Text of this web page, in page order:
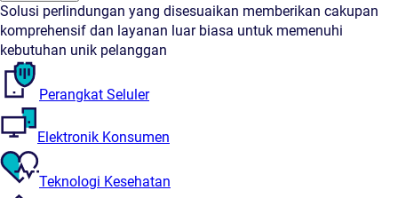
Solusi perlindungan yang disesuaikan memberikan cakupan
komprehensif dan layanan luar biasa untuk memenuhi
kebutuhan unik pelanggan
Perangkat Seluler
Elektronik Konsumen
Teknologi Kesehatan